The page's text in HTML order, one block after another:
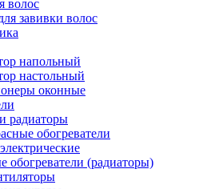
волос
завивки волос
напольный
настольный
оконные
радиаторы
обогреватели
обогреватели (радиаторы)